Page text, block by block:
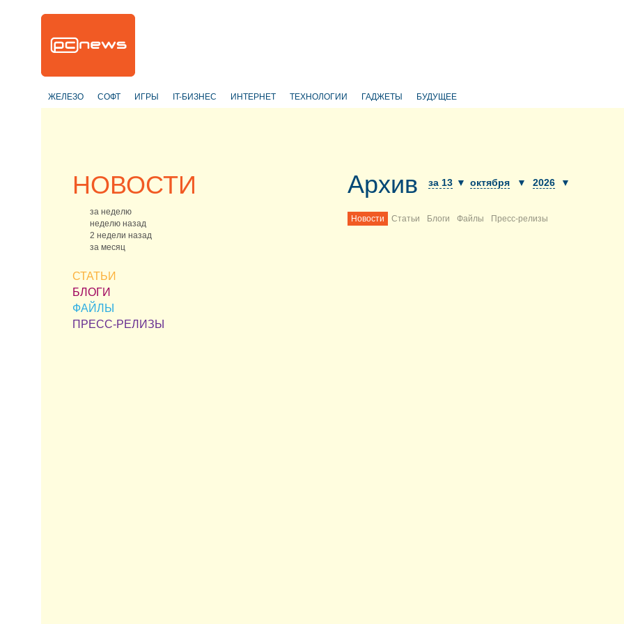
ЖЕЛЕЗО СОФТ ИГРЫ IT-БИЗНЕС ИНТЕРНЕТ ТЕХНОЛОГИИ ГАДЖЕТЫ БУДУЩЕЕ
НОВОСТИ
за неделю
неделю назад
2 недели назад
за месяц
СТАТЬИ
БЛОГИ
ФАЙЛЫ
ПРЕСС-РЕЛИЗЫ
Архив за 13 ▼ октября ▼ 2026 ▼
Новости Статьи Блоги Файлы Пресс-релизы